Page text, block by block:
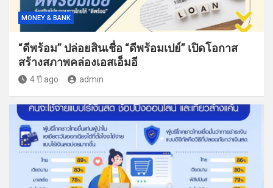
MONEY & BANK
“ดีพร้อม” ปล่อยสินเชื่อ “ดีพร้อมเปย์” เปิดโอกาส
สร้างสภาพคล่องเอสเอ็มอี
4 ปี ago admin